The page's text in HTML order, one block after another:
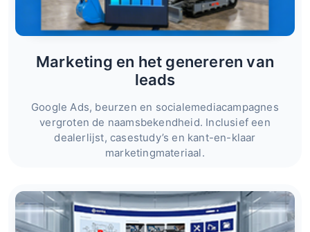
Marketing en het genereren van
leads
Google Ads, beurzen en socialemediacampagnes
vergroten de naamsbekendheid. Inclusief een
dealerlijst, casestudy’s en kant-en-klaar
marketingmateriaal.